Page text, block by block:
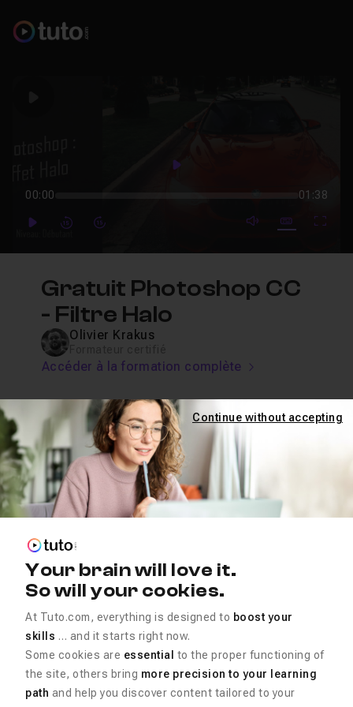
Play
00:00 01:38
PlayForwardForward mute video
Subtitles
Gratuit Photoshop CC
- Filtre Halo
Olivier Krakus
Accéder à la formation complète